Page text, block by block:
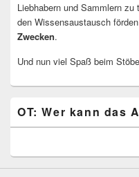
Liebhabern und Sammlern
den Wissensaustausch
Zwecken.
Und nun viel Spaß beim
OT: Wer kann das